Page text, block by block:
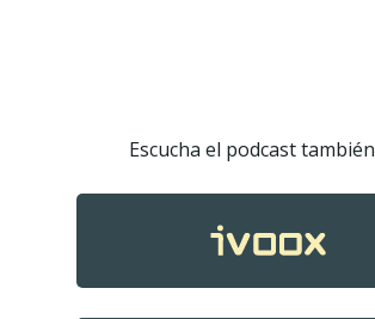
Escucha el podcast